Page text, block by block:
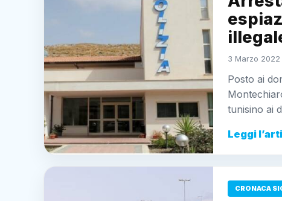
3 Marzo
Posto ai
tunisino ai
Leggi
CRONACA